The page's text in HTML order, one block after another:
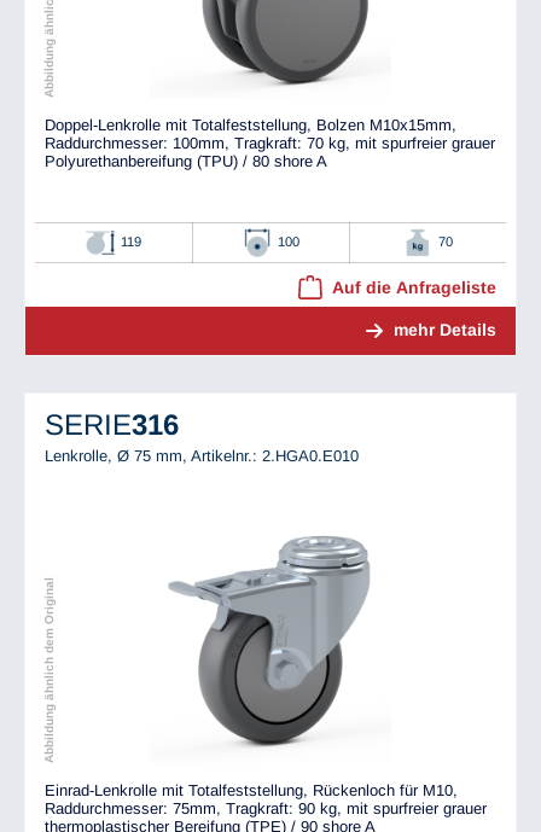
Doppel-Lenkrolle mit Totalfeststellung, Bolzen M10x15mm,
Raddurchmesser: 100mm, Tragkraft: 70 kg, mit spurfreier grauer
Polyurethanbereifung (TPU) / 80 shore A
119 100 70
Auf die Anfrageliste
mehr Details
SERIE316
Lenkrolle, Ø 75 mm, Artikelnr.: 2.HGA0.E010
Abbildung ähnlich dem Original
Einrad-Lenkrolle mit Totalfeststellung, Rückenloch für M10,
Raddurchmesser: 75mm, Tragkraft: 90 kg, mit spurfreier grauer
thermoplastischer Bereifung (TPE) / 90 shore A